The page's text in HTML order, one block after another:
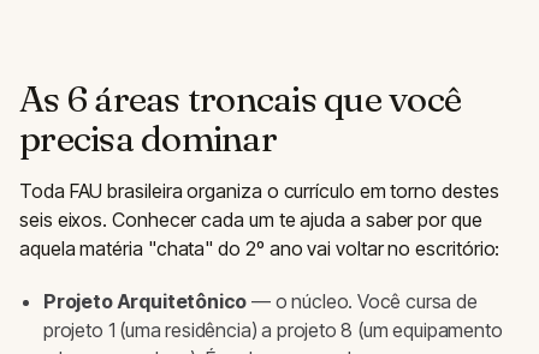
As 6 áreas troncais que você
precisa dominar
Toda FAU brasileira organiza o currículo em torno destes
seis eixos. Conhecer cada um te ajuda a saber por que
aquela matéria "chata" do 2º ano vai voltar no escritório:
Projeto Arquitetônico — o núcleo. Você cursa de
projeto 1 (uma residência) a projeto 8 (um equipamento